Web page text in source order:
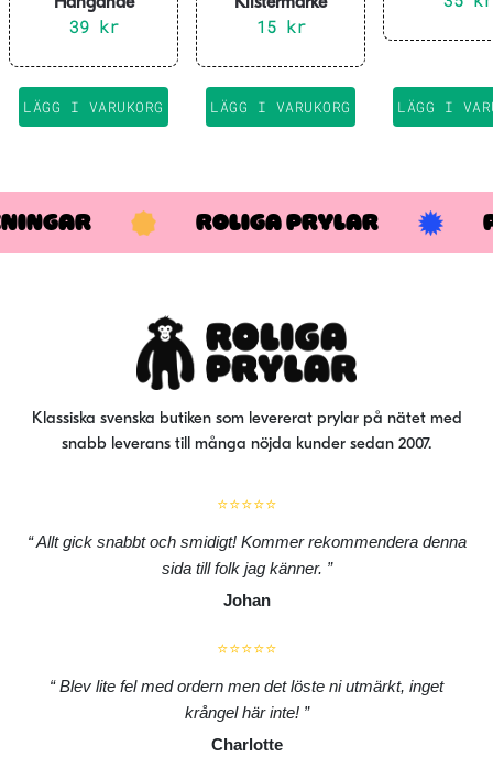
Hängande
dekoration hjärtan
39 kr
LÄGG I VARUKORG
Klistermärke
Mimmi Pigg – 60
15 kr
LÄGG I VARUKORG LÄGG I
ROLIGA PRYLAR
Klassiska svenska butiken som levererat prylar på nätet med
snabb leverans till många nöjda kunder sedan 2007.
⭐⭐⭐⭐⭐
Allt gick snabbt och smidigt! Kommer rekommendera denna
sida till folk jag känner.
Johan
⭐⭐⭐⭐⭐
Blev lite fel med ordern men det löste ni utmärkt, inget
krångel här inte!
Charlotte